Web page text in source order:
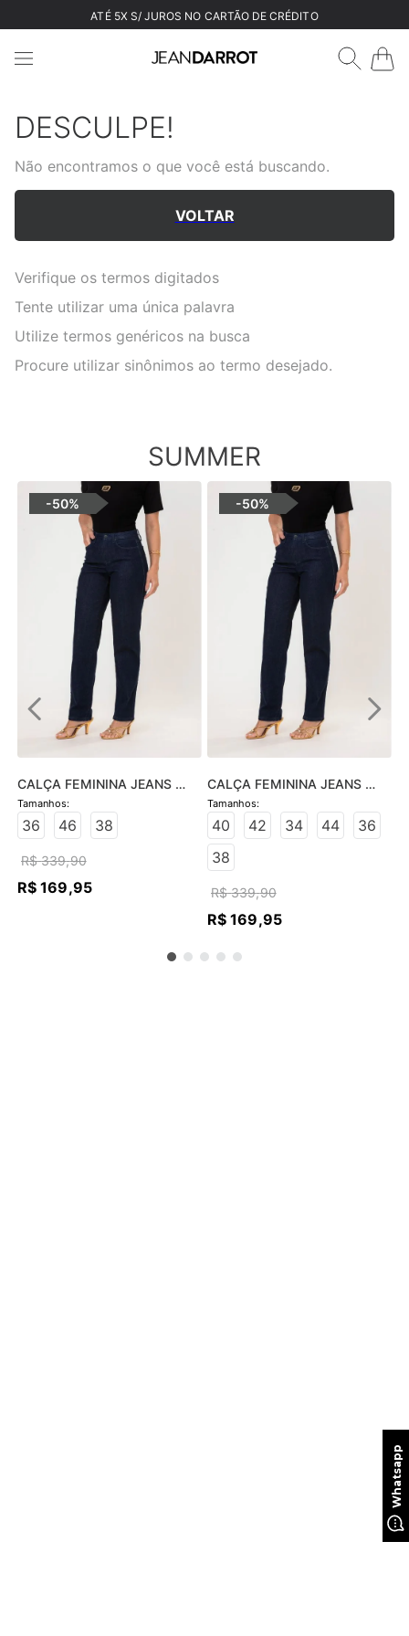
ATÉ 5X S/ JUROS NO CARTÃO DE CRÉDITO
DESCULPE!
Não encontramos o que você está buscando.
VOLTAR
Verifique os termos digitados
Tente utilizar uma única palavra
Utilize termos genéricos na busca
Procure utilizar sinônimos ao termo desejado.
SUMMER
-50%
CALÇA FEMININA JEANS
HOT PANTS SKINNY - JEANS
ESCURO
36 46 38
R$ 339,90
R$ 169,95
-50%
CALÇA FEMININA JEANS
SOFIA SKINNY - JEANS
ESCURO
40 42 34 44
36
38
R$ 339,90
R$ 169,95